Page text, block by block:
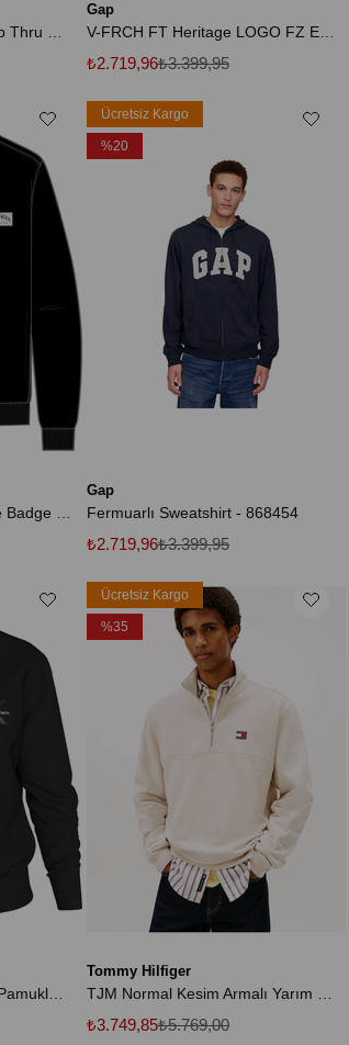
Gap
V-FRCH FT Heritage LOGO FZ Erkek Sweatshirt
₺2.719,96₺3.399,95
Gap
Fermuarlı Sweatshirt - 868454
₺2.719,96₺3.399,95
Ücretsiz Kargo
%20
Erkek Rahat Kalıp %100 Pamuklu Göğüste CK Logolu Yarım Fermuarlı Siyah Sweatshirt LV04RD244G-UB1
Tommy Hilfiger
₺3.749,85₺5.769,00
Ücretsiz Kargo
%35